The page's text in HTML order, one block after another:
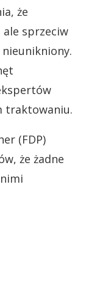
że
sprzeciw
traktowaniu.
(FDP)
że żadne